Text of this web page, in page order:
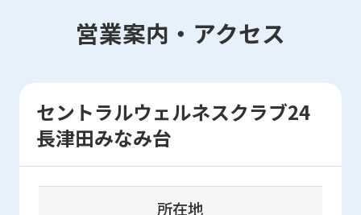
営業案内・アクセス
セントラルウェルネスクラブ24
長津田みなみ台
所在地
so
not
be
translation.